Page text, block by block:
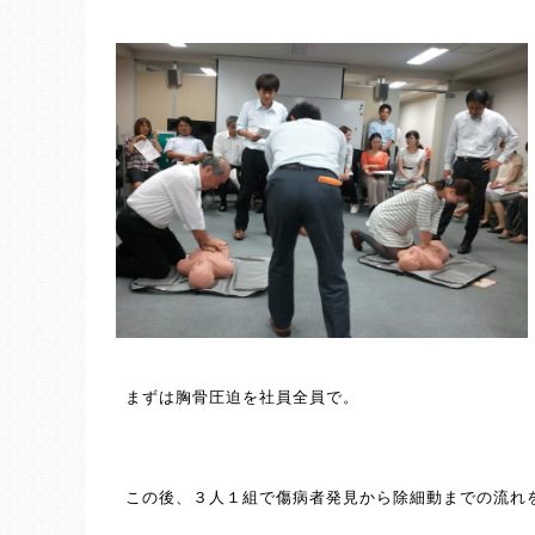
まずは胸骨圧迫を社員全員で。
この後、３人１組で傷病者発見から除細動までの流れ